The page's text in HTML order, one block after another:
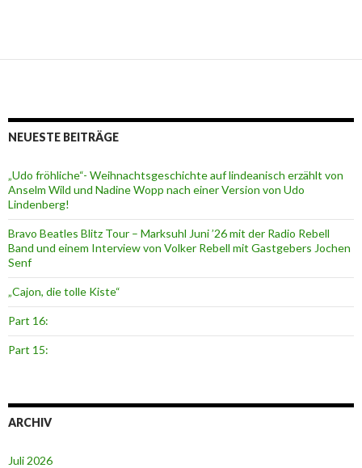
NEUESTE BEITRÄGE
„Udo fröhliche“- Weihnachtsgeschichte auf lindeanisch erzählt von
Anselm Wild und Nadine Wopp nach einer Version von Udo
Lindenberg!
Bravo Beatles Blitz Tour – Marksuhl Juni ’26 mit der Radio Rebell
Band und einem Interview von Volker Rebell mit Gastgebers Jochen
Senf
„Cajon, die tolle Kiste“
Part 16:
Part 15:
ARCHIV
Juli 2026